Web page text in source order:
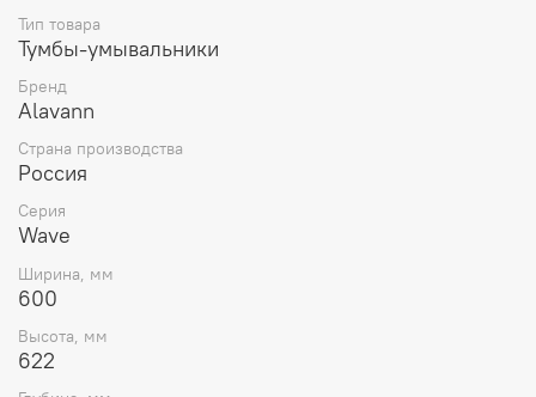
Тип товара
Тумбы-умывальники
Бренд
Alavann
Страна производства
Россия
Серия
Wave
Ширина, мм
600
Высота, мм
622